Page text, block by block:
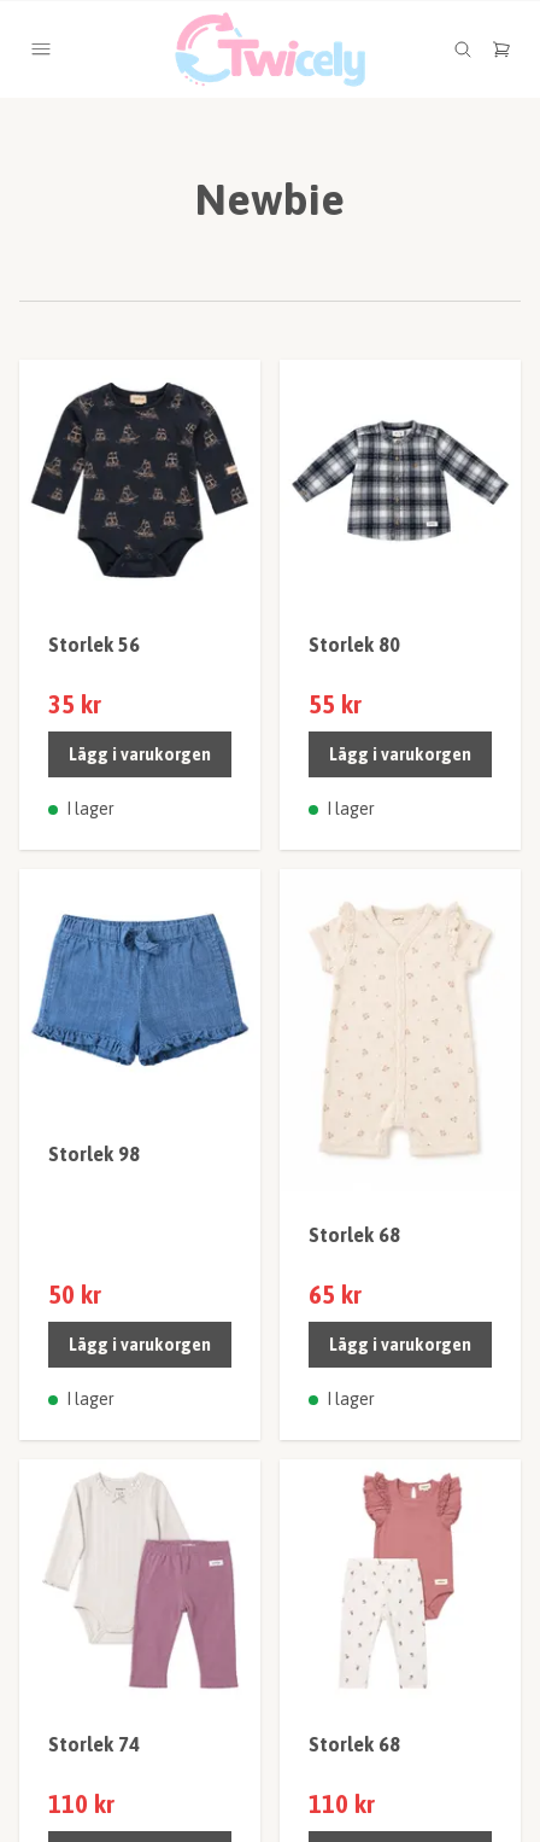
Newbie
Storlek 56
35 kr
Lägg i varukorgen
I lager
Storlek 80
55 kr
Lägg i varukorgen
I lager
Storlek 98
50 kr
Lägg i varukorgen
I lager
Storlek 68
65 kr
Lägg i varukorgen
I lager
Storlek 74
110 kr
Storlek 68
110 kr